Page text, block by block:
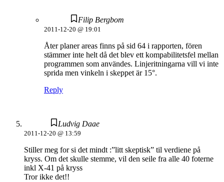
Filip Bergbom
2011-12-20 @ 19:01
Åter planer areas finns på sid 64 i rapporten, fören
stämmer inte helt då det blev ett kompabilitetsfel mellan
programmen som användes. Linjeritningarna vill vi inte
sprida men vinkeln i skeppet är 15°.
Reply
Ludvig Daae
2011-12-20 @ 13:59
Stiller meg for si det mindt :”litt skeptisk” til verdiene på
kryss. Om det skulle stemme, vil den seile fra alle 40 foterne
inkl X-41 på kryss
Tror ikke det!!